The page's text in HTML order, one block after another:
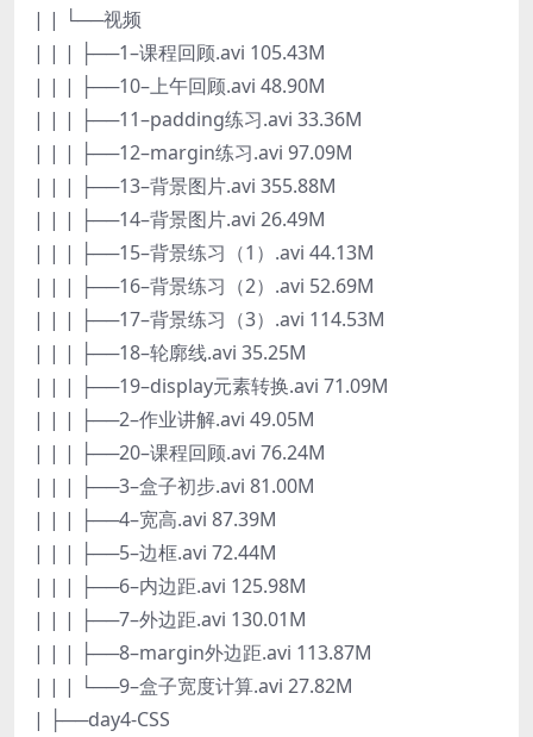
| | └──视频
| | | ├──1–课程回顾.avi 105.43M
| | | ├──10–上午回顾.avi 48.90M
| | | ├──11–padding练习.avi 33.36M
| | | ├──12–margin练习.avi 97.09M
| | | ├──13–背景图片.avi 355.88M
| | | ├──14–背景图片.avi 26.49M
| | | ├──15–背景练习（1）.avi 44.13M
| | | ├──16–背景练习（2）.avi 52.69M
| | | ├──17–背景练习（3）.avi 114.53M
| | | ├──18–轮廓线.avi 35.25M
| | | ├──19–display元素转换.avi 71.09M
| | | ├──2–作业讲解.avi 49.05M
| | | ├──20–课程回顾.avi 76.24M
| | | ├──3–盒子初步.avi 81.00M
| | | ├──4–宽高.avi 87.39M
| | | ├──5–边框.avi 72.44M
| | | ├──6–内边距.avi 125.98M
| | | ├──7–外边距.avi 130.01M
| | | ├──8–margin外边距.avi 113.87M
| | | └──9–盒子宽度计算.avi 27.82M
| ├──day4-CSS